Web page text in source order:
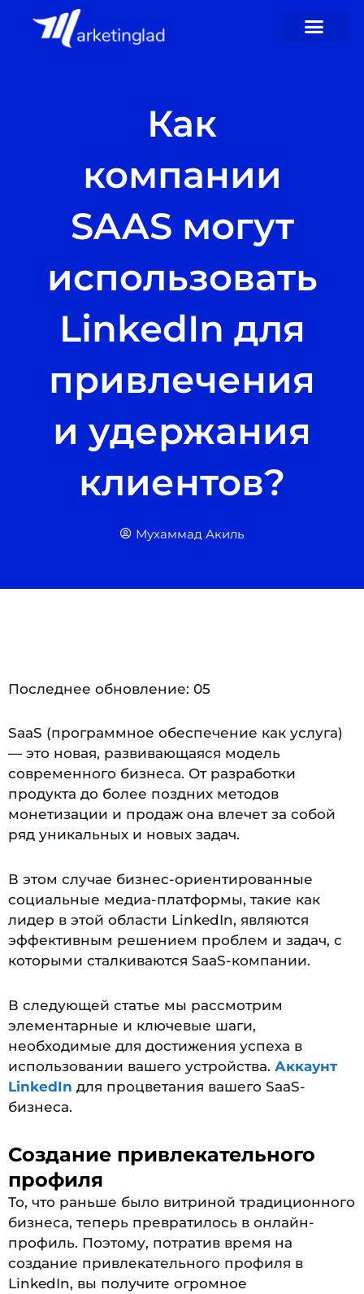
содержанию
Как
компании
SAAS могут
использовать
LinkedIn для
привлечения
и удержания
клиентов?
Мухаммад Акиль
Последнее обновление: 05
SaaS (программное обеспечение как услуга)
— это новая, развивающаяся модель
современного бизнеса. От разработки
продукта до более поздних методов
монетизации и продаж она влечет за собой
ряд уникальных и новых задач.
В этом случае бизнес-ориентированные
социальные медиа-платформы, такие как
лидер в этой области LinkedIn, являются
эффективным решением проблем и задач, с
которыми сталкиваются SaaS-компании.
В следующей статье мы рассмотрим
элементарные и ключевые шаги,
необходимые для достижения успеха в
использовании вашего устройства. Аккаунт
LinkedIn для процветания вашего SaaS-
бизнеса.
Создание привлекательного
профиля
То, что раньше было витриной традиционного
бизнеса, теперь превратилось в онлайн-
профиль. Поэтому, потратив время на
создание привлекательного профиля в
LinkedIn, вы получите огромное